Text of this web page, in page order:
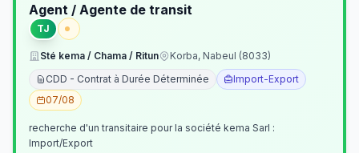
Agent / Agente de transit
TJ
Sté kema / Chama / Ritun
Korba, Nabeul (8033)
CDD - Contrat à Durée Déterminée
Import-Export
07/08
recherche d'un transitaire pour la société kema Sarl :
Import/Export